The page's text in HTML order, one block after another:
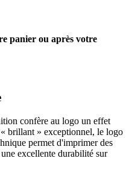
panier ou après votre
confère au logo un effet
brillant » exceptionnel, le logo
permet d'imprimer des
excellente durabilité sur